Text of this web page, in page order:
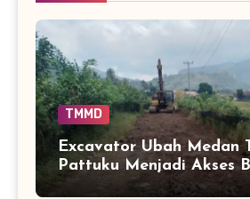
TMMD
Excavator Ubah Medan
Pattuku Menjadi Akses